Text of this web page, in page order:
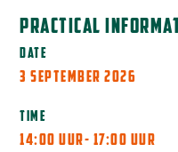
PRACTICAL
DATE
3 SEPTEMBER 2026
TIME
14:00 UUR- 17:00 UUR